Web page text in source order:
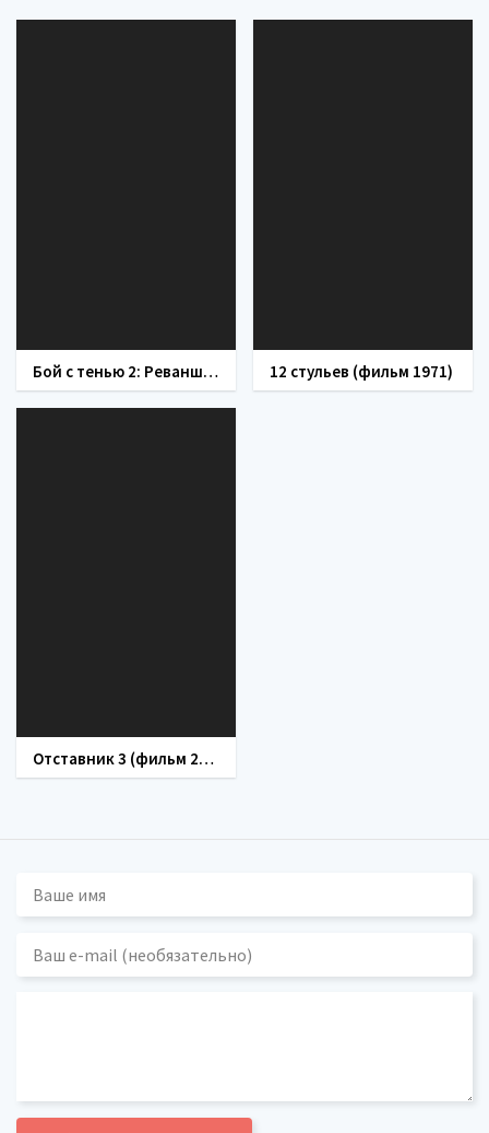
Бой с тенью 2: Реванш (фильм 2007) 12 стульев (фильм 1971)
Отставник 3 (фильм 2011)